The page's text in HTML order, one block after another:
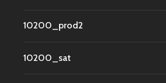
10200_prod2
10200_sat